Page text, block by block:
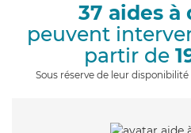
37 aides
peuvent
partir de
Sous réserve de leur